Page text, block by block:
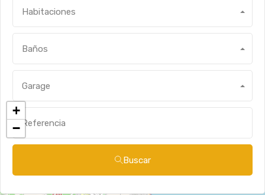
Habitaciones
Baños
Garage
Buscar
+
−